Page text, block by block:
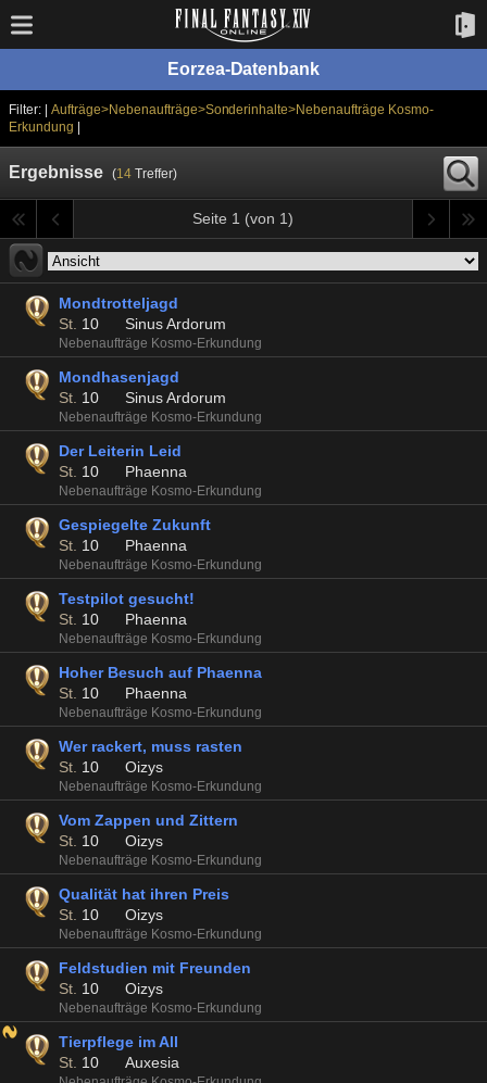
Eorzea-Datenbank
Filter: | Aufträge>Nebenaufträge>Sonderinhalte>Nebenaufträge Kosmo-
Erkundung
Ergebnisse (14Treffer)
Seite 1 (von 1)
Mondtrotteljagd
St. 10 Sinus Ardorum
Nebenaufträge Kosmo-Erkundung
Mondhasenjagd
St. 10 Sinus Ardorum
Nebenaufträge Kosmo-Erkundung
Der Leiterin Leid
St. 10 Phaenna
Nebenaufträge Kosmo-Erkundung
Gespiegelte Zukunft
St. 10 Phaenna
Nebenaufträge Kosmo-Erkundung
Testpilot gesucht!
St. 10 Phaenna
Nebenaufträge Kosmo-Erkundung
Hoher Besuch auf Phaenna
St. 10 Phaenna
Nebenaufträge Kosmo-Erkundung
Wer rackert, muss rasten
St. 10 Oizys
Nebenaufträge Kosmo-Erkundung
Vom Zappen und Zittern
St. 10 Oizys
Nebenaufträge Kosmo-Erkundung
Qualität hat ihren Preis
St. 10 Oizys
Nebenaufträge Kosmo-Erkundung
Feldstudien mit Freunden
St. 10 Oizys
Nebenaufträge Kosmo-Erkundung
Tierpflege im All
St. 10 Auxesia